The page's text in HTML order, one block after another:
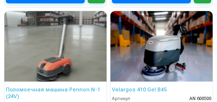
Поломоечная машина Pennon N-1
(24V)
Velargos 410 Gel B45
Артикул
AN 600500